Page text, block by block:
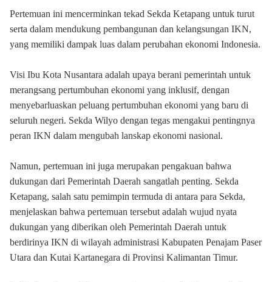
Pertemuan ini mencerminkan tekad Sekda Ketapang untuk turut
serta dalam mendukung pembangunan dan kelangsungan IKN,
yang memiliki dampak luas dalam perubahan ekonomi Indonesia.
Visi Ibu Kota Nusantara adalah upaya berani pemerintah untuk
merangsang pertumbuhan ekonomi yang inklusif, dengan
menyebarluaskan peluang pertumbuhan ekonomi yang baru di
seluruh negeri. Sekda Wilyo dengan tegas mengakui pentingnya
peran IKN dalam mengubah lanskap ekonomi nasional.
Namun, pertemuan ini juga merupakan pengakuan bahwa
dukungan dari Pemerintah Daerah sangatlah penting. Sekda
Ketapang, salah satu pemimpin termuda di antara para Sekda,
menjelaskan bahwa pertemuan tersebut adalah wujud nyata
dukungan yang diberikan oleh Pemerintah Daerah untuk
berdirinya IKN di wilayah administrasi Kabupaten Penajam Paser
Utara dan Kutai Kartanegara di Provinsi Kalimantan Timur.